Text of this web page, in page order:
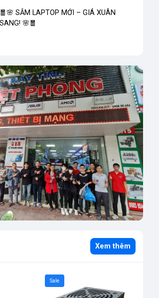
🧧🌸 SẮM LAPTOP MỚI – GIÁ XUÂN
SANG! 🌸🧧
Xem thêm
Sale